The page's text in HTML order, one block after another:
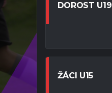
DOROST U19
ŽÁCI U15